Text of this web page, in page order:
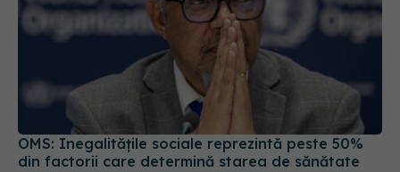
OMS: Inegalităţile sociale reprezintă peste 50%
din factorii care determină starea de sănătate